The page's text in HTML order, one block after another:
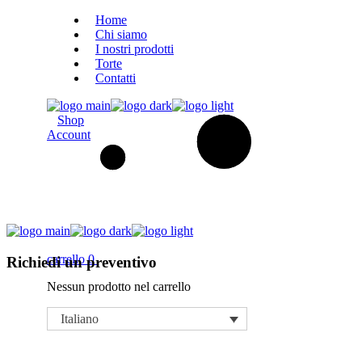
Home
Chi siamo
I nostri prodotti
Torte
Contatti
Shop
Account
carrello 0
Nessun prodotto nel carrello
Italiano
Richiedi un preventivo